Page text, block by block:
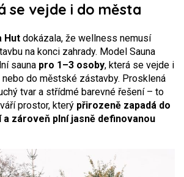
se vejde i do města
Hut dokázala, že wellness nemusí
na konci zahrady. Model Sauna
sauna pro 1–3 osoby, která se vejde i
do městské zástavby. Prosklená
tvar a střídmé barevné řešení – to
prostor, který přirozeně zapadá do
zároveň plní jasně definovanou